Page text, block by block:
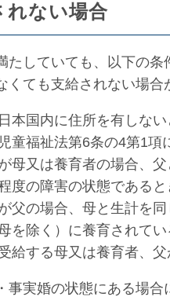
れない場合
たしていても、以下の
くても支給されない場合
本国内に住所を有しない
童福祉法第6条の4第1項
母又は養育者の場合、
度の障害の状態であると
父の場合、母と生計を
を除く）に養育されてい
給する母又は養育者、
実婚の状態にある場合